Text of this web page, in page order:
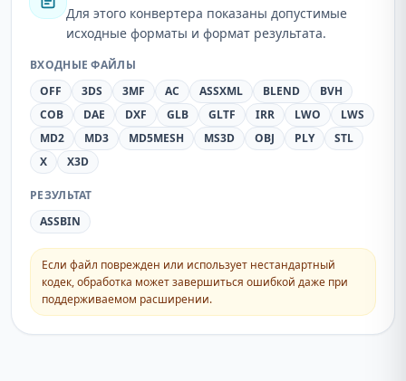
Для этого конвертера показаны допустимые
исходные форматы и формат результата.
ВХОДНЫЕ ФАЙЛЫ
OFF
3DS 3MF AC ASSXML BLEND
BVH
COB
DAE DXF GLB GLTF IRR LWO
LWS
MD2
MD3 MD5MESH MS3D OBJ PLY
STL
X
X3D
РЕЗУЛЬТАТ
ASSBIN
Если файл поврежден или использует нестандартный
кодек, обработка может завершиться ошибкой даже при
поддерживаемом расширении.